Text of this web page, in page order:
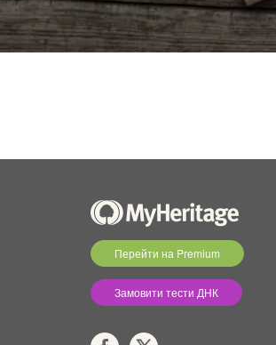
Перейти на Premium
Замовити тести ДНК